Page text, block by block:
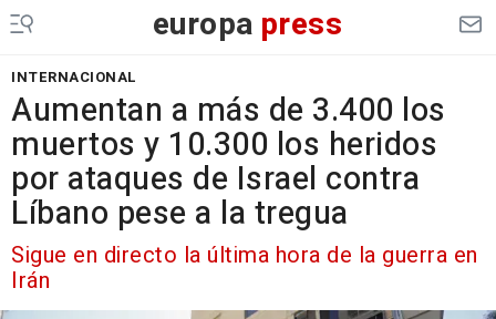
europa press
INTERNACIONAL
Aumentan a más de 3.400 los
muertos y 10.300 los heridos
por ataques de Israel contra
Líbano pese a la tregua
Sigue en directo la última hora de la guerra en
Irán